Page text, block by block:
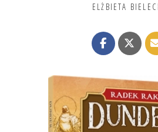
ELŻBIETA